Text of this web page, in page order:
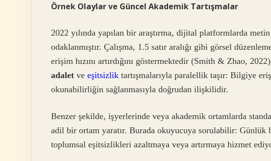
Örnek Olaylar ve Güncel Akademik Tartışmalar
2022 yılında yapılan bir araştırma, dijital platformlarda
odaklanmıştır. Çalışma, 1.5 satır aralığı gibi görsel
erişim hızını artırdığını göstermektedir (Smith & Zhao,
adalet ve eşitsizlik tartışmalarıyla paralellik taşır: Bilgiye
okunabilirliğin sağlanmasıyla doğrudan ilişkilidir.
Benzer şekilde, işyerlerinde veya akademik ortamlarda
adil bir ortam yaratır. Burada okuyucuya sorulabilir: Günlük
toplumsal eşitsizlikleri azaltmaya veya artırmaya hizmet